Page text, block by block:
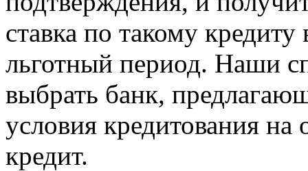
ставка по такому
льготный период. Наши
выбрать банк,
условия кредитования
кредит.